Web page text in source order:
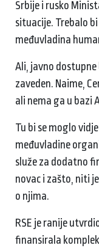
Srbije i rusko
situacije. Trebalo
međuvladina
Ali, javno dostupne
zaveden. Naime,
ali nema ga u bazi
Tu bi se moglo
međuvladine
služe za dodatno
novac i zašto, niti
o njima.
RSE je ranije
finansirala